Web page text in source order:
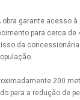
obra garante acesso
para cerca
da
200
para a redução de